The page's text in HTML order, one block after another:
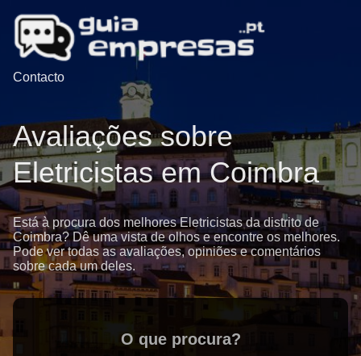
Contacto
Avaliações sobre
Eletricistas em Coimbra
Está à procura dos melhores Eletricistas da distrito de
Coimbra? Dê uma vista de olhos e encontre os melhores.
Pode ver todas as avaliações, opiniões e comentários
sobre cada um deles.
O que procura?